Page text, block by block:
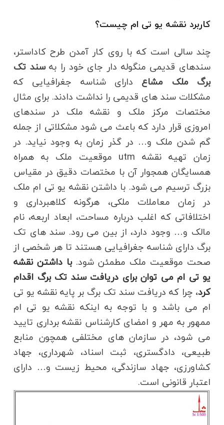
کاربرد نقشه یو تی ام چیست؟
چند سالی است که با روی کار آمدن طرح کاداستر،
سندهای قدیمی منگوله دار جای خود را بهسند تک
برگ ملک مشاع دارای شناسه جغرافیایی که
مشکلات سند های قدیمی را نداشت دادند. برای مثال
مختصات مرکز ملک و نقشه ملک در سندهای
امروزی قرار دارد که باعث می شود مشکلاتی از جمله
گم شدن ملک و… در گذر زمان به وجود نیاید. در
زمان تهیه نقشه utm موقعیت ملک به همراه
همسایگان همجوار آن با مختصات دقیق در مقیاس
بزرگ ترسیم می شود. با داشتن نقشه یو تی ام ملک
در زمان معاملات ملکی، هرگونه کلاهبرداری و
اختلافاتی که اغلب درباره مساحت، ابعاد اربعه، نام
مالک و… وجود دارد، از بین می رود. سند های تک
برگ دارای شناسه جغرافیایی هستند تا هر شخصی از
صحت موقعیت ملک مطمئن شود.با داشتن نقشه
یو تی ام می توان برای دریافت سند تک برگ اقدام
کرد، چرا که دریافت سند تک برگ بر پایه نقشه یو تی
ام می باشد و با توجه به اینکه نقشه یو تی ام
ممهور به مهر و امضای کارشناس نقشه برداری تایید
می شود، در سازمان های مختلفی همچون منابع
طبیعی، دادگستری، ثبت اسناد، شهرداری، جهاد
کشاورزی، جهاد سازندگی، محیط زیست و… دارای
اعتبار قانونی است.